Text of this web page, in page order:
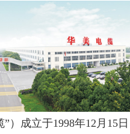
成立于1998年12月15